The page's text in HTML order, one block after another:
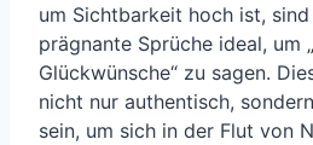
um Sichtbarkeit hoch ist,
prägnante Sprüche ideal, um
Glückwünsche“ zu sagen.
nicht nur authentisch,
sein, um sich in der Flut von